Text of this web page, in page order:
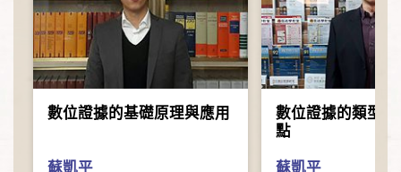
數位證據的基礎原理與應用
蘇凱平
數位證據的類型
點
蘇凱平